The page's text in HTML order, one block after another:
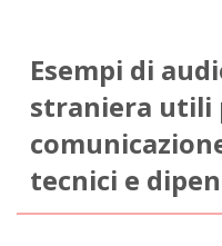
Esempi di
straniera utili
tecnici e